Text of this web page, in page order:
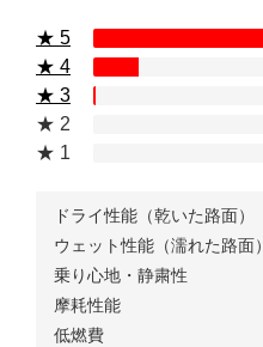
★ 5
★ 4
★ 3
★ 2
★ 1
ドライ性能（乾いた路面）
ウェット性能（濡れた路面）
乗り心地・静粛性
摩耗性能
低燃費